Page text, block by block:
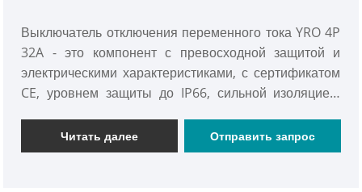
Выключатель отключения переменного тока YRO 4P
32A - это компонент с превосходной защитой и
электрическими характеристиками, с сертификатом
CE, уровнем защиты до IP66, сильной изоляцией,
ультрафиолета, подходящим для различных
потребностей влажного, наружного и других
Читать далее Отправить запрос